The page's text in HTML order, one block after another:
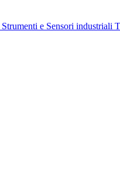
Strumenti e Sensori industriali